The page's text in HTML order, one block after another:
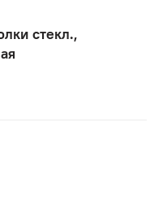
стекл.,